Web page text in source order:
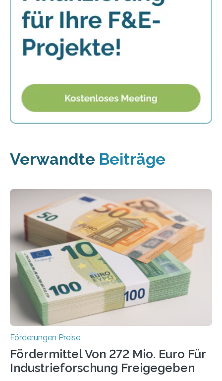
Verwandte Beiträge
Förderungen Preise
Fördermittel Von 272 Mio. Euro Für
Industrieforschung Freigegeben